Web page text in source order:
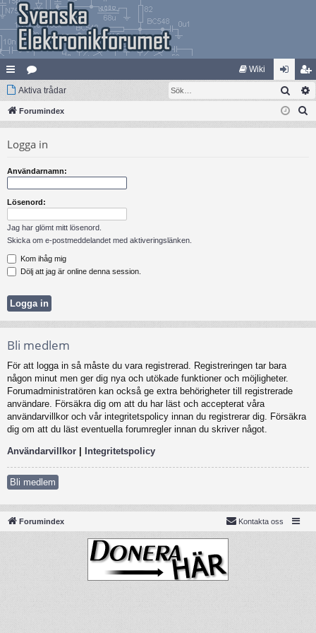
na
bb
ar
at
eg
er
Wiki
og
ga
li
m
Aktiva trådar Sök
Forumindex
Logga in
Användarnamn:
Lösenord:
Jag har glömt mitt lösenord.
Skicka om e-postmeddelandet med aktiveringslänken.
Kom ihåg mig
Dölj att jag är online denna session.
Bli medlem
För att logga in så måste du vara registrerad. Registreringen tar bara
någon minut men ger dig nya och utökade funktioner och möjligheter.
Forumadministratören kan också ge extra behörigheter till registrerade
användare. Försäkra dig om att du har läst och accepterat våra
användarvillkor och vår integritetspolicy innan du registrerar dig. Försäkra
dig om att du läst eventuella forumregler innan du skriver något.
Användarvillkor | Integritetspolicy
Bli medlem
Forumindex Kontakta oss